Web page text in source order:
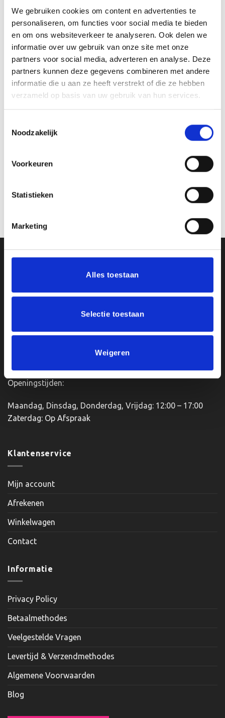
We gebruiken cookies om content en advertenties te
personaliseren, om functies voor social media te bieden
en om ons websiteverkeer te analyseren. Ook delen we
informatie over uw gebruik van onze site met onze
partners voor social media, adverteren en analyse. Deze
partners kunnen deze gegevens combineren met andere
informatie die u aan ze heeft verstrekt of die ze hebben
verzameld op basis van uw gebruik van hun services.
Noodzakelijk
Voorkeuren
Statistieken
Marketing
Alles toestaan
Selectie toestaan
Weigeren
GERELATEERDE PRODUCTEN
Toevoegen
verlanglijst
€5.85
Toevoegen
verlanglijst
Keeperschoen Beeld – Z.100
incl. BTW
Ons Adres
Bredaseweg 56
4901KM Oosterhout
BTWnr. NL004987898B09
Openingstijden:
Maandag, Dinsdag, Donderdag, Vrijdag: 12:00 – 17:00
Zaterdag: Op Afspraak
Klantenservice
Mijn account
Afrekenen
Winkelwagen
Contact
Informatie
Privacy Policy
Betaalmethodes
Veelgestelde Vragen
Levertijd & Verzendmethodes
Algemene Voorwaarden
Blog